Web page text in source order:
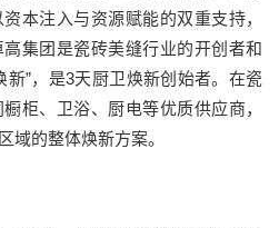
本注入与资源赋能的双重支持，
集团是瓷砖美缝行业的开创者和
新”，是3天厨卫焕新创始者。在瓷
柜、卫浴、厨电等优质供应商，
域的整体焕新方案。